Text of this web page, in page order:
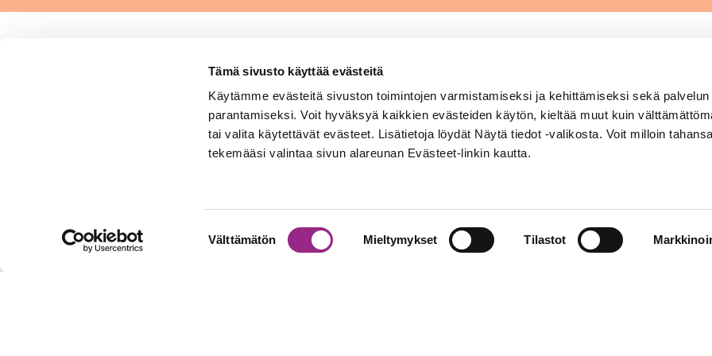
Tämä sivusto käyttää evästeitä
Käytämme evästeitä sivuston toimintojen varmistamiseksi ja kehittämiseksi sekä palvelun
parantamiseksi. Voit hyväksyä kaikkien evästeiden käytön, kieltää muut kuin
tai valita käytettävät evästeet. Lisätietoja löydät Näytä tiedot -valikosta. Voit milloin
tekemääsi valintaa sivun alareunan Evästeet-linkin kautta.
Välttämätön Mieltymykset Tilastot
Hengitysliitto ry
Sytyke on osa Hengitysliitto-
kokonaisuutta
Lisätietoa
tietosuojakäytännöistämme
Sytyke / Hengitysliitto ry
Ruutihaantie 12, 84100 Ylivieska
p. 08 410 6600, 044 091 0704
Myymälä ma–to klo 9.00–16.00
pe klo 9.00–15.00